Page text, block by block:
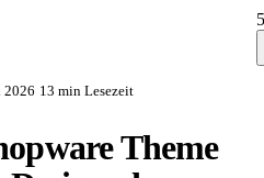
2026 13 min Lesezeit
Theme